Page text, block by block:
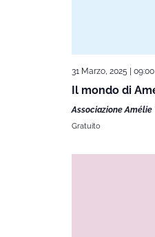
31 Marzo, 2025 | 09:00
Il mondo di
Associazione Amélie
Gratuito